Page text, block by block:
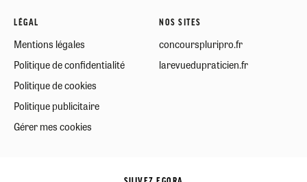
LÉGAL
Mentions légales
Politique de confidentialité
Politique de cookies
Politique publicitaire
Gérer mes cookies
NOS SITES
concourspluripro.fr
larevuedupraticien.fr